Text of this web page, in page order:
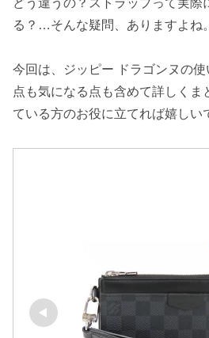
る？…そんな疑問、ありますよね。
今回は、ジッピー ドラゴンヌの
点も気になる点も含めて詳しくま
ている方のお役に立てれば嬉しい